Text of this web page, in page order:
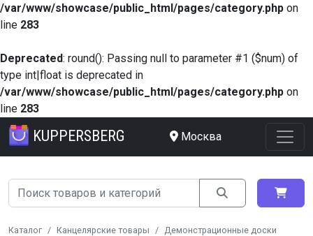
/var/www/showcase/public_html/pages/category.php on
line 283
Deprecated: round(): Passing null to parameter #1 ($num) of
type int|float is deprecated in
/var/www/showcase/public_html/pages/category.php on
line 283
KUPPERSBERG Москва
Каталог Канцелярские товары
Демонстрационные доски